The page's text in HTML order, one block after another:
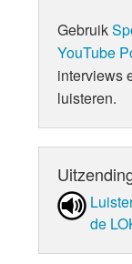
Gebruik
YouTube
interviews
luisteren.
de